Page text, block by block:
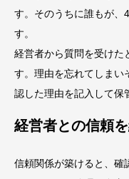
す。そのうちに誰もが、
す。
経営者から質問を受けた
す。理由を忘れてしまい
認した理由を記入して保
経営者との信頼
信頼関係が築けると、確